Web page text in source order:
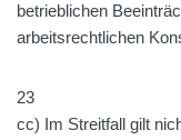
betrieblichen
arbeitsrechtlichen
23
cc) Im Streitfall gilt